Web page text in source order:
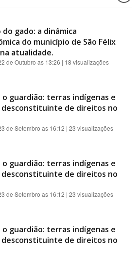
do gado: a dinâmica
do município de São Félix
atualidade.
de Outubro as 13:26 | 18 visualizações
o guardião: terras indígenas e
desconstituinte de direitos no
de Setembro as 16:12 | 23 visualizações
o guardião: terras indígenas e
desconstituinte de direitos no
de Setembro as 16:12 | 23 visualizações
o guardião: terras indígenas e
desconstituinte de direitos no